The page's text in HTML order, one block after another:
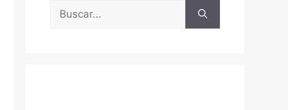
Buscar: